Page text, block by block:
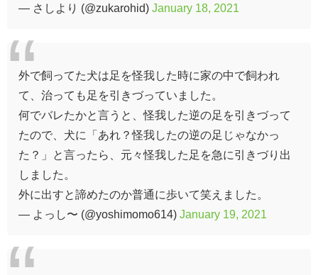
— さしより (@zukarohid) January 18, 2021
外で飼ってた犬は足を怪我した時に家の中で飼われ
て、治っても足を引きづっていました。
何でバレたかと言うと、怪我した逆の足を引きづって
たので、犬に「あれ？怪我したの逆の足じゃなかっ
た？」と言ったら、元々怪我した足を急に引きづり出
しました。
外に出すと諦めたのか普通に歩いて笑えました。
— よっし〜 (@yoshimomo614) January 19, 2021